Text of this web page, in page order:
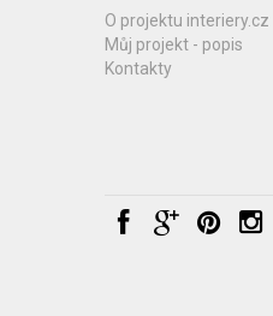
O projektu interiery.cz
Můj projekt - popis
Kontakty